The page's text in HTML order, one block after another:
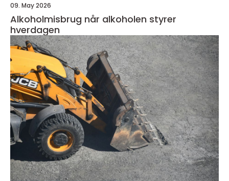
09. May 2026
Alkoholmisbrug når alkoholen styrer
hverdagen